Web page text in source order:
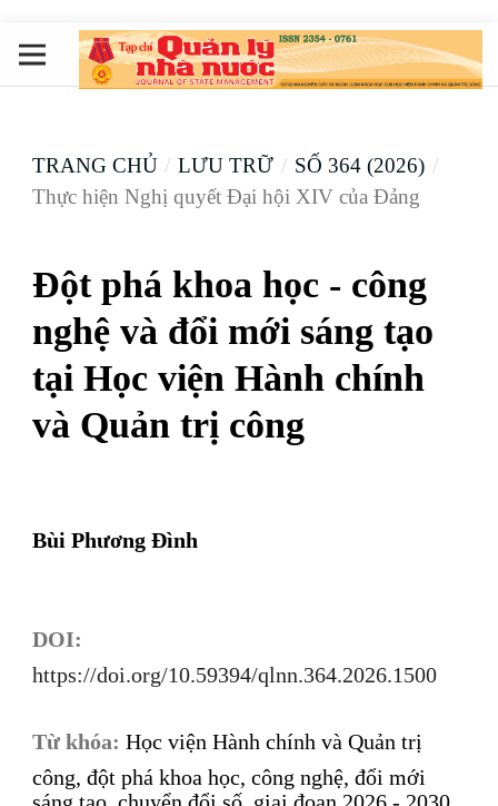
TRANG CHỦ / LƯU TRỮ / SỐ 364 (2026) /
Thực hiện Nghị quyết Đại hội XIV của Đảng
Đột phá khoa học - công
nghệ và đổi mới sáng tạo
tại Học viện Hành chính
và Quản trị công
Bùi Phương Đình
DOI:
https://doi.org/10.59394/qlnn.364.2026.1500
Từ khóa: Học viện Hành chính và Quản trị
công, đột phá khoa học, công nghệ, đổi mới